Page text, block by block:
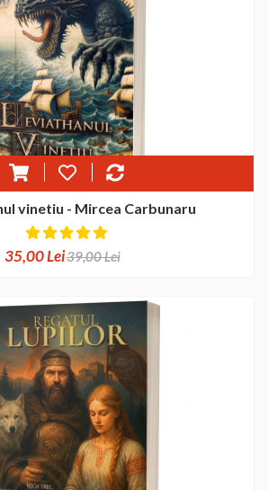
vinetiu - Mircea Carbunaru
35,00 Lei39,00 Lei